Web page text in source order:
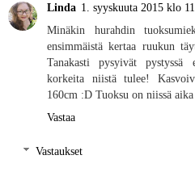
Linda 1. syyskuuta 2015 klo
Minäkin hurahdin
ensimmäistä kertaa ruukun
Tanakasti pysyivät pystyssä
korkeita niistä tulee!
160cm :D Tuoksu on niissä
Vastaa
Vastaukset